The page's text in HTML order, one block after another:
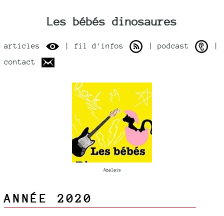
Les bébés dinosaures
articles | fil d'infos | podcast
|
contact
Azalais
ANNÉE 2020